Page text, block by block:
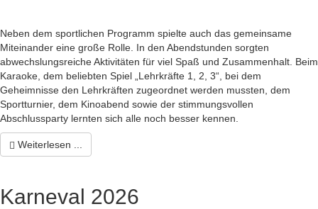
Neben dem sportlichen Programm spielte auch das gemeinsame
Miteinander eine große Rolle. In den Abendstunden sorgten
abwechslungsreiche Aktivitäten für viel Spaß und Zusammenhalt. Beim
Karaoke, dem beliebten Spiel „Lehrkräfte 1, 2, 3“, bei dem
Geheimnisse den Lehrkräften zugeordnet werden mussten, dem
Sportturnier, dem Kinoabend sowie der stimmungsvollen
Abschlussparty lernten sich alle noch besser kennen.
Weiterlesen ...
Karneval 2026